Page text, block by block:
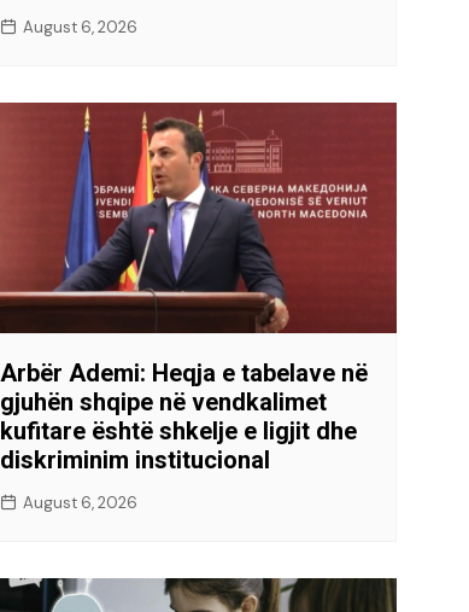
August 6, 2026
Arbër Ademi: Heqja e tabelave në
gjuhën shqipe në vendkalimet
kufitare është shkelje e ligjit dhe
diskriminim institucional
August 6, 2026